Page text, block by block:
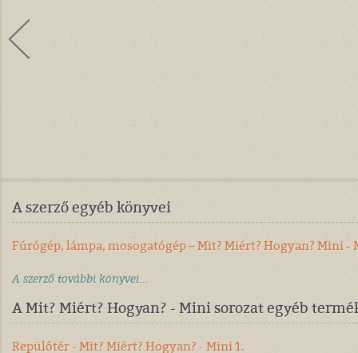
A szerző egyéb könyvei
Fúrógép, lámpa, mosogatógép – Mit? Miért? Hogyan? Mini -
A szerző további könyvei...
A Mit? Miért? Hogyan? - Mini sorozat egyéb
Repülőtér - Mit? Miért? Hogyan? - Mini 1.